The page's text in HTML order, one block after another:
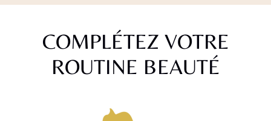
COMPLÉTEZ VOTRE
ROUTINE BEAUTÉ